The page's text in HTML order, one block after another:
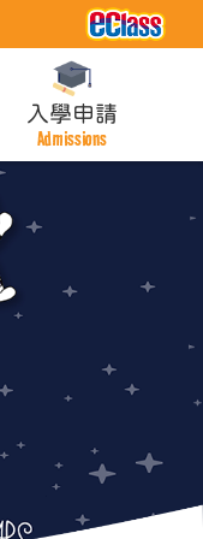
入學申請
Admissions